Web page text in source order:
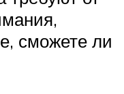
сможете ли